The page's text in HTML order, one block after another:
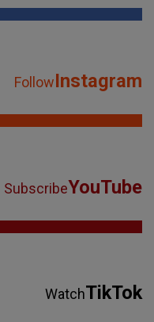
FollowInstagram
SubscribeYouTube
WatchTikTok